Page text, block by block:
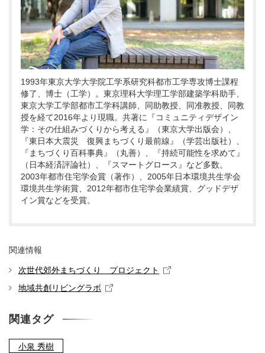
1993年東京大学大学院工学系研究科都市工学専攻博士課程
修了、博士（工学）。東京理科大学理工学部建築学科助手、
東京大学工学部都市工学科講師、同助教授、同准教授、同教
授を経て2016年より現職。共著に『コミュニティデザイン
学：その仕組みづくりから考える』（東京大学出版会）、
『東日本大震災 復興まちづくり最前線』（学芸出版社）、
『まちづくり百科事典』（丸善）、『持続可能性を求めて』
（日本経済評論社）、『スマートグロース』など多数。
2003年都市住宅学会賞（著作）、2005年日本環境共生学会
環境共生学術賞、2012年都市住宅学会業績賞、グッドデザ
イン賞などを受賞。
関連情報
次世代郊外まちづくり プロジェクト
地域共創リビングラボ
関連タグ
小泉 秀樹